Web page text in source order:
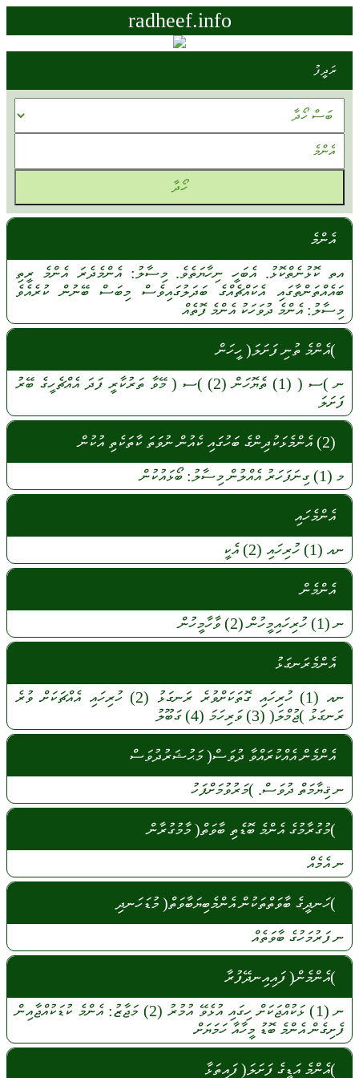
radheef.info
ރަދީފު
އެންމެ
އތކޮޅުނެތްކޮޅު.އެބަހީ ނިހާޔަތެވެ.މިސާލު:އެންމެދެރައެންމެ ރީތި
ބައެއްތަންތާގައިއެކައްޗެއްގެބަދަލުގައިވެސް މިބަސްބޭނުން ކުރެއެވެ
މިސާލު:އެންމެ ދުވަހަކުއެންމެފޮތެއް
)އެންމެ ތުނި ފަށަލަ( ހީހަން
ނ )ސ ( (1) ތެޔޮހަން (2) )ސ (މޭވާތަރުކާރީފަދައެއްޗެހީގެބޭރު
ފަށަލަ
(2) އެންމެޅަކުދިންގެ ބަހުގައި ކެއުން ނުވަތަ ކާތަކެތި އުކުން
މ (1) ގިނަފަހަރުއެއްލުންމިސާލު:ބޯޅައުކުން
އެންމެހައި
ނއ (1) ހުރިހައި (2) އެކީ
އެންމެން
ނ(1) ހުރިހައިމީހުން(2) ވާހާމީހުން
އެންމެރަނގަޅު
ނއ (1) ހުރިހައިގޮތަކަށްވުރެ ރަނގަޅު (2) ހުރިހައިއެއްޗަކަށް ވުރެ
ރަނގަޅު )ޖުމްލަ( (3) ވަރިހަމަ (4) ގަބޫލު
އެންމެން އެއްކުރައްވާ ދުވަސް( މަޙުޝަރުދުވަސް
ނޤިޔާމަތް ދުވަސް. )މަރުވުމަށްފަހު
)މުގުރާމުގެ އެންމެ ބޮޑެތި ބާވަތް( މާމުގުރާން
ނއެމެއް
)ހަނދީގެ ބާވަތްތަކުން އެންމެބިޔަބާވަތް( މުޑަހަނދި
ނފަރުމަހުގެ ބާވަތެއް
)އެންމެން( ފައިއިނދޭފުރާ
ނ(1) ޅަކުއްޖަކަށްހިގައިއުޅެވޭ އުމުރު (2) މަޖާޒު:އެންމެ ކުޑަކުއްޖާއިން
ފެށިގެންއެންމެބޮޑު މީހާއާހަމަޔަށް
)އެންމެ އަޑީގެ ފަށަލަ( ފައިތަޅާ